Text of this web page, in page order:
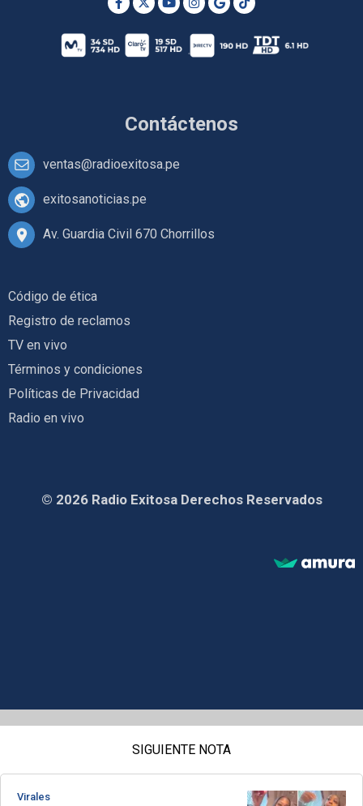
Contáctenos
ventas@radioexitosa.pe
exitosanoticias.pe
Av. Guardia Civil 670 Chorrillos
Código de ética
Registro de reclamos
TV en vivo
Términos y condiciones
Políticas de Privacidad
Radio en vivo
© 2026 Radio Exitosa Derechos Reservados
SIGUIENTE NOTA
Virales